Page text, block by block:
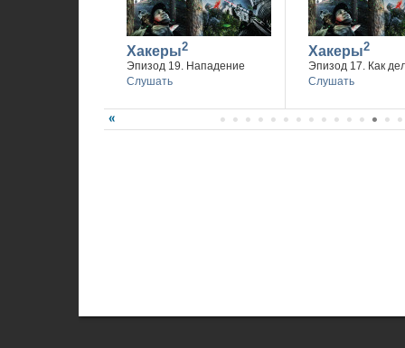
Хакеры2
Эпизод 19. Нападение
Слушать
Хакеры2
Эпизод 17. Как
Слушать